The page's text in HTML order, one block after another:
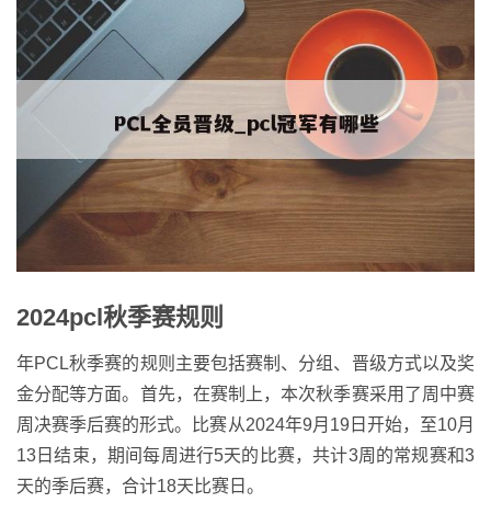
2024pcl秋季赛规则
年PCL秋季赛的规则主要包括赛制、分组、晋级方式以及奖
金分配等方面。首先，在赛制上，本次秋季赛采用了周中赛
周决赛季后赛的形式。比赛从2024年9月19日开始，至10月
13日结束，期间每周进行5天的比赛，共计3周的常规赛和3
天的季后赛，合计18天比赛日。